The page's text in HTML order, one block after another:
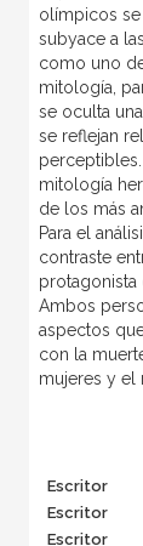
olímpicos
subyace a
como uno
mitología,
se oculta
se reflejan
mitología
de los más
Para el
contraste
protagonista
Ambos
aspectos
con la
mujeres y el
Escritor
Escritor
Escritor